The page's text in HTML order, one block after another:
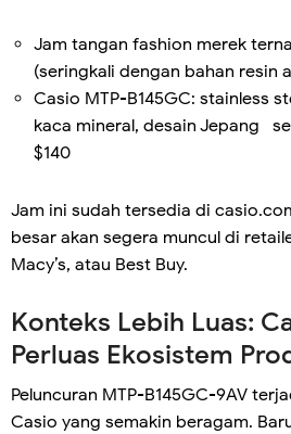
Jam tangan fashion merek
(seringkali dengan bahan resin
Casio MTP-B145GC: stainless
kaca mineral, desain Jepang
$140
Jam ini sudah tersedia di
besar akan segera muncul di
Macy’s, atau Best Buy.
Konteks Lebih Luas:
Perluas Ekosistem
Peluncuran MTP-B145GC-9AV
Casio yang semakin beragam.